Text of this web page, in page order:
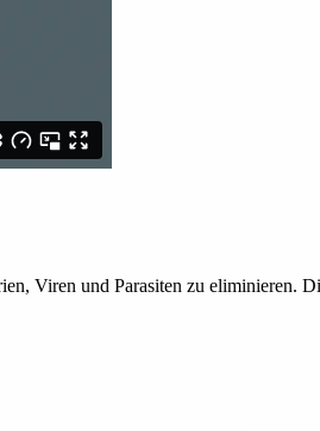
Viren und Parasiten zu eliminieren.